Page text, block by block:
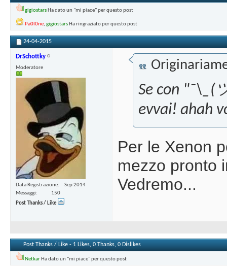
gigiostars Ha dato un "mi piace" per questo post
Pa0l0ne, gigiostars Ha ringraziato per questo post
24-04-2015
DrSchottky
Moderatore
Data Registrazione
Sep 2014
Messaggi
150
Post Thanks / Like
Se con "¯\_(
evvai! ahah
Per le Xenon
mezzo pronto
Vedremo...
Post Thanks / Like - 1 Likes, 0 Thanks, 0 Dislikes
NetkarHa dato un "mi piace" per questo post